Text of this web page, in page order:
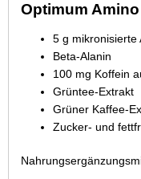
Optimum
5 g mikronisierte
Beta-Alanin
100 mg Koffein
Grüntee-Extrakt
Grüner Kaffee-
Zucker- und